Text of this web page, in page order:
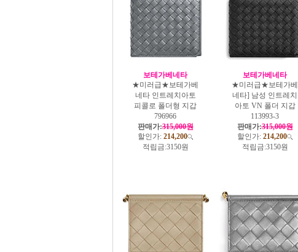
보테가베네타
★미러급★보테가베
네타 인트레치아토
피콜로 폴더형 지갑
796966
판매가:315,000원
할인가: 214,200
적립금:3150원
보테가베네타
★미러급★보테가베
네타] 남성 인트레치
아토 VN 폴더 지갑
113993-3
판매가:315,000원
할인가: 214,200
적립금:3150원